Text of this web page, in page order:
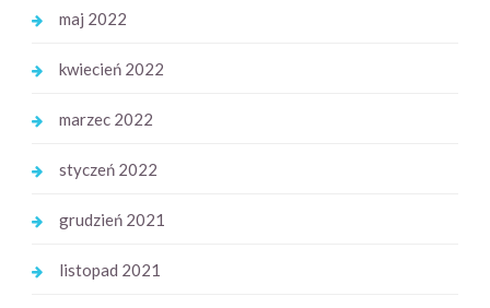
maj 2022
kwiecień 2022
marzec 2022
styczeń 2022
grudzień 2021
listopad 2021